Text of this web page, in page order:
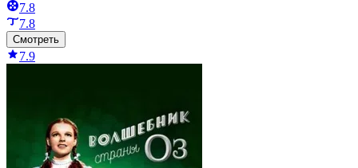
7.8
7.8
Смотреть
7.9